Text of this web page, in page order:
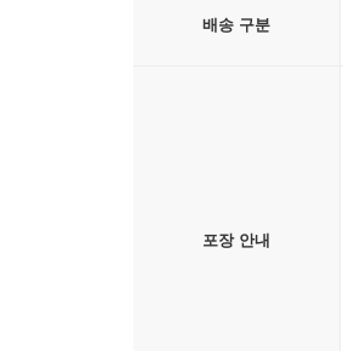
배송 구분
포장 안내